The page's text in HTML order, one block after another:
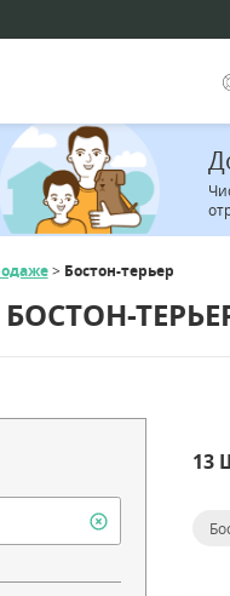
Бостон-терьер
13